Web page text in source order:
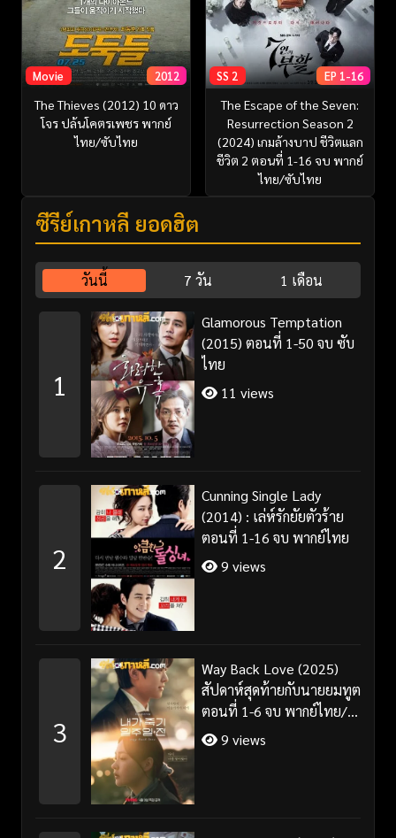
Movie 2012
The Thieves (2012) 10 ดาว
โจร ปล้นโคตรเพชร พากย์
ไทย/ซับไทย
SS 2 EP 1-16
The Escape of the Seven:
Resurrection Season 2
(2024) เกมล้างบาป ชีวิตแลก
ชีวิต 2 ตอนที่ 1-16 จบ พากย์
ไทย/ซับไทย
ซีรี่ย์เกาหลี ยอดฮิต
วันนี้ 7 วัน 1 เดือน
1
Glamorous Temptation
(2015) ตอนที่ 1-50 จบ ซับ
ไทย
11 views
2
Cunning Single Lady
(2014) : เล่ห์รักยัยตัวร้าย
ตอนที่ 1-16 จบ พากย์ไทย
9 views
3
Way Back Love (2025)
สัปดาห์สุดท้ายกับนายยมทูต
ตอนที่ 1-6 จบ พากย์ไทย/
ซับไทย
9 views